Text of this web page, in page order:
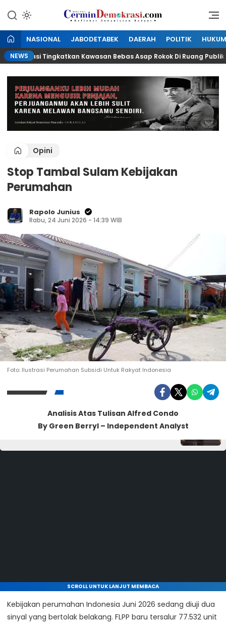
konten
CerminDemokrasi.com
Refleksi Kedaulatan Rakyat
NASIONAL JABODETABEK DAERAH POLITIK HUKUM
NEWSTingkatkan Kawasan Bebas Asap Rokok Di Ruang Publik
Opini
Stop Tambal Sulam Kebijakan
Perumahan
Rapolo Junius
Rabu, 24 Juni 2026 - 14:39 WIB
Foto: Ilustrasi Perumahan Subsidi Untuk Rakyat Indonesia
Analisis Atas Tulisan Alfred Condo
By Green Berryl – Independent Analyst
SCROLL UNTUK LANJUT MEMBACA
Kunjungi Website Resmi Cermin Demokrasi
Pesta Babi dan Paulo Freire
Rabu, 20 Mei 2026
Kebijakan perumahan Indonesia Juni 2026 sedang diuji dua
sinyal yang bertolak belakang. FLPP baru tersalur 77.532 unit